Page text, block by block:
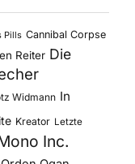
Pills Cannibal Corpse
Reiter Die
Widmann In
Kreator Letzte
Inc.